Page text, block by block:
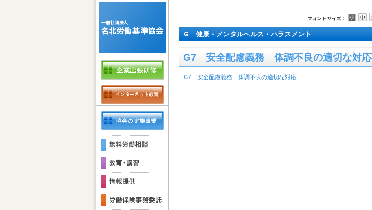
G 健康・メンタルヘルス・ハラスメント
G7 安全配慮義務 体調不良の適切な対応
G7 安全配慮義務 体調不良の適切な対応